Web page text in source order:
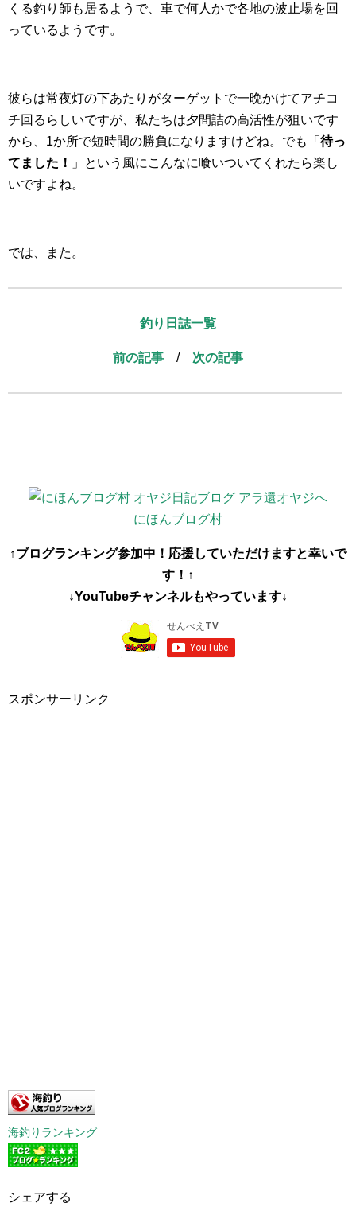
くる釣り師も居るようで、車で何人かで各地の波止場を回
っているようです。
彼らは常夜灯の下あたりがターゲットで一晩かけてアチコ
チ回るらしいですが、私たちは夕間詰の高活性が狙いです
から、1か所で短時間の勝負になりますけどね。でも「 待っ
てました！
」という風にこんなに喰いついてくれたら楽し
いですよね。
では、また。
釣り日誌一覧
前の記事 / 次の記事
にほんブログ村
↑ブログランキング参加中！応援していただけますと幸いで
す！↑
↓YouTubeチャンネルもやっています↓
スポンサーリンク
海釣りランキング
シェアする